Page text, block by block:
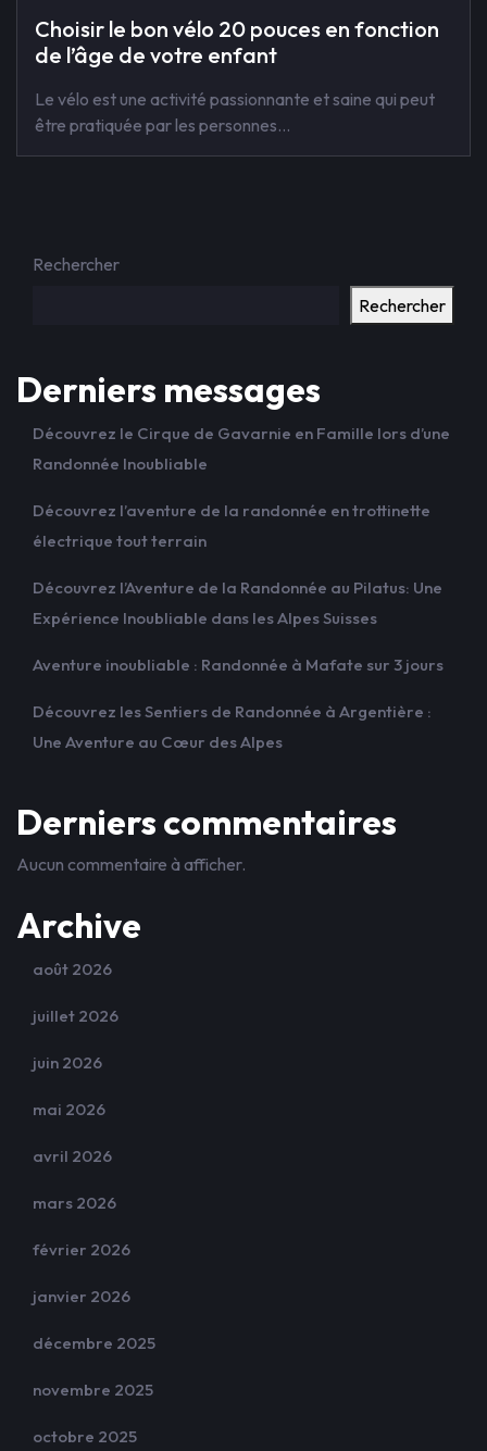
Choisir le bon vélo 20 pouces en fonction
de l’âge de votre enfant
Le vélo est une activité passionnante et saine qui peut
être pratiquée par les personnes…
Rechercher
Rechercher
Derniers messages
Découvrez le Cirque de Gavarnie en Famille lors d’une
Randonnée Inoubliable
Découvrez l’aventure de la randonnée en trottinette
électrique tout terrain
Découvrez l’Aventure de la Randonnée au Pilatus: Une
Expérience Inoubliable dans les Alpes Suisses
Aventure inoubliable : Randonnée à Mafate sur 3 jours
Découvrez les Sentiers de Randonnée à Argentière :
Une Aventure au Cœur des Alpes
Derniers commentaires
Aucun commentaire à afficher.
Archive
août 2026
juillet 2026
juin 2026
mai 2026
avril 2026
mars 2026
février 2026
janvier 2026
décembre 2025
novembre 2025
octobre 2025